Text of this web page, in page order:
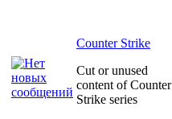
Counter Strike
Cut or unused
content of Counter
Strike series